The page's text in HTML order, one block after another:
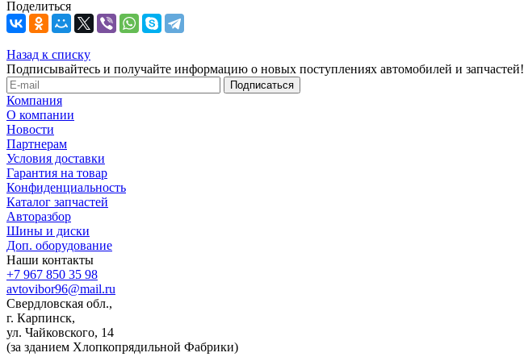
Поделиться
Назад к списку
Подписывайтесь и получайте информацию о новых поступлениях автомобилей и запчастей!
Компания
О компании
Новости
Партнерам
Условия доставки
Гарантия на товар
Конфиденциальность
Каталог запчастей
Авторазбор
Шины и диски
Доп. оборудование
Наши контакты
+7 967 850 35 98
avtovibor96@mail.ru
Свердловская обл.,
г. Карпинск,
ул. Чайковского, 14
(за зданием Хлопкопрядильной Фабрики)